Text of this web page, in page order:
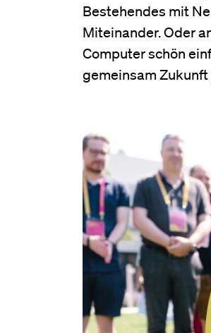
Bestehendes mit
Miteinander. Oder
Computer schön
gemeinsam